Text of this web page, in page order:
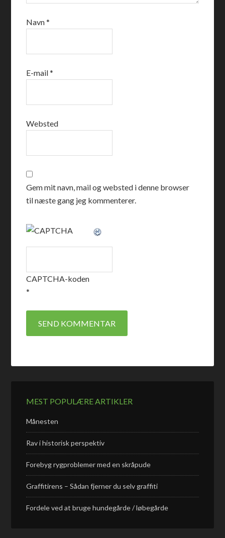
Navn*
E-mail*
Websted
Gem mit navn, mail og websted i denne browser
til næste gang jeg kommenterer.
CAPTCHA-koden
*
MEST POPULÆRE ARTIKLER
Månesten
Rav i historisk perspektiv
Forebyg rygproblemer med en skråpude
Graffitirens – Sådan fjerner du selv graffiti
Fordele ved at bruge hundegårde / løbegårde